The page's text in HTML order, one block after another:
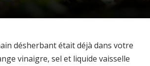
désherbant était déjà dans votre
vinaigre, sel et liquide vaisselle